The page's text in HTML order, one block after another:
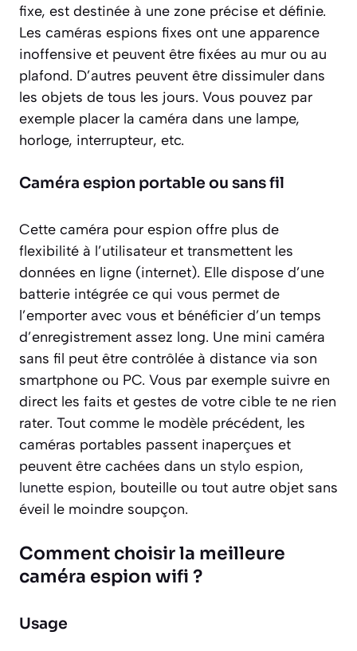
fixe, est destinée à une zone précise et définie.
Les caméras espions fixes ont une apparence
inoffensive et peuvent être fixées au mur ou au
plafond. D’autres peuvent être dissimuler dans
les objets de tous les jours. Vous pouvez par
exemple placer la caméra dans une lampe,
horloge, interrupteur, etc.
Caméra espion portable ou sans fil
Cette caméra pour espion offre plus de
flexibilité à l’utilisateur et transmettent les
données en ligne (internet). Elle dispose d’une
batterie intégrée ce qui vous permet de
l’emporter avec vous et bénéficier d’un temps
d’enregistrement assez long. Une mini caméra
sans fil peut être contrôlée à distance via son
smartphone ou PC. Vous par exemple suivre en
direct les faits et gestes de votre cible te ne rien
rater. Tout comme le modèle précédent, les
caméras portables passent inaperçues et
peuvent être cachées dans un stylo espion,
lunette espion, bouteille ou tout autre objet sans
éveil le moindre soupçon.
Comment choisir la meilleure
caméra espion wifi ?
Usage